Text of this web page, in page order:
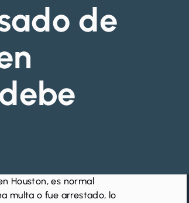
de
Houston, es normal
multa o fue arrestado, lo